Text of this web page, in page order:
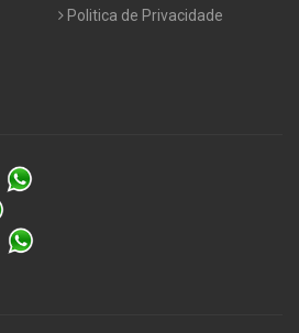
Politica de Privacidade